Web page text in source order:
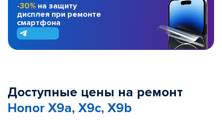
-30% на защиту
дисплея при ремонте
смартфона
Доступные цены на ремонт
Honor X9a, X9c, X9b